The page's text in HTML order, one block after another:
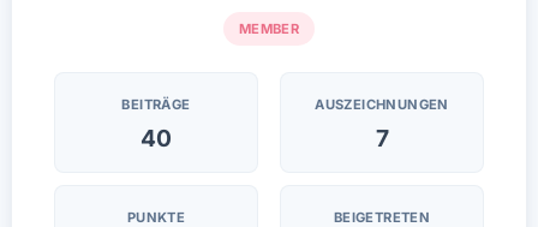
MEMBER
BEITRÄGE
40
AUSZEICHNUNGEN
7
PUNKTE BEIGETRETEN